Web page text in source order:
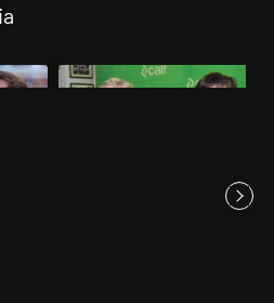
el título "Milei despidió a Jorge Messi
Un artículo de tendencia con el